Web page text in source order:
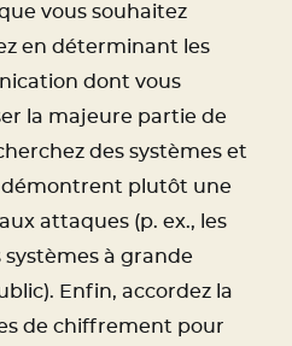
vous souhaitez
en déterminant les
dont vous
la majeure partie de
des systèmes et
démontrent plutôt une
attaques (p. ex., les
systèmes à grande
Enfin, accordez la
de chiffrement pour